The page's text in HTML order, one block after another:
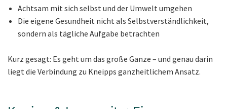
Achtsam mit sich selbst und der Umwelt umgehen
Die eigene Gesundheit nicht als Selbstverständlichkeit,
sondern als tägliche Aufgabe betrachten
Kurz gesagt: Es geht um das große Ganze – und genau darin
liegt die Verbindung zu Kneipps ganzheitlichem Ansatz.